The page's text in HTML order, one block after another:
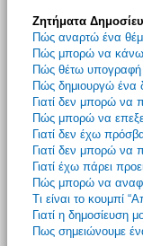
Ζητήματα
Πώς αναρτώ ένα
Πώς μπορώ να κάνω
Πώς θέτω υπογραφή
Πώς δημιουργώ ένα
Γιατί δεν μπορώ να
Πώς μπορώ να
Γιατί δεν έχω
Γιατί δεν μπορώ
Γιατί έχω πάρει
Πώς μπορώ να
Τι είναι το κουμπί
Γιατί η δημοσίευση
Πως σημειώνουμε